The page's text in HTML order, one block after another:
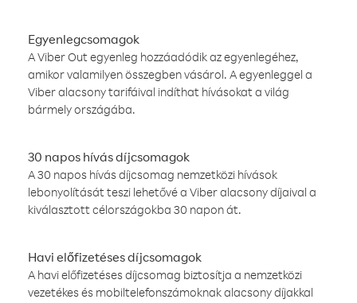
Egyenlegcsomagok
A Viber Out egyenleg hozzáadódik az egyenlegéhez,
amikor valamilyen összegben vásárol. A egyenleggel a
Viber alacsony tarifáival indíthat hívásokat a világ
bármely országába.
30 napos hívás díjcsomagok
A 30 napos hívás díjcsomag nemzetközi hívások
lebonyolítását teszi lehetővé a Viber alacsony díjaival a
kiválasztott célországokba 30 napon át.
Havi előfizetéses díjcsomagok
A havi előfizetéses díjcsomag biztosítja a nemzetközi
vezetékes és mobiltelefonszámoknak alacsony díjakkal